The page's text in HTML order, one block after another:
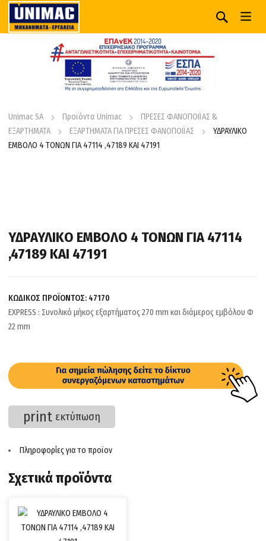
Unimac SA Προϊόντα Unimac
ΠΡΕΣΕΣ ΦΑΝΟΠΟΙΪΑΣ &
ΕΞΑΡΤΗΜΑΤΑ
ΕΞΑΡΤΗΜΑΤΑ ΓΙΑ ΠΡΕΣΕΣ ΦΑΝΟΠΟΙΪΑΣ
ΥΔΡΑΥΛΙΚΟ
ΕΜΒΟΛΟ 4 ΤΟΝΩΝ ΓΙΑ 47114 ,47189 ΚΑΙ 47191
ΥΔΡΑΥΛΙΚΟ ΕΜΒΟΛΟ 4 ΤΟΝΩΝ ΓΙΑ 47114
,47189 ΚΑΙ 47191
ΚΩΔΙΚΟΣ ΠΡΟΪΟΝΤΟΣ: 47170
EXPRESS : Συνολικό μήκος εξαρτήματος 270 mm και διάμερος εμβόλου Φ
22 mm
print εκτύπωση
Πληροφορίες για το προϊον
Σχετικά προϊόντα